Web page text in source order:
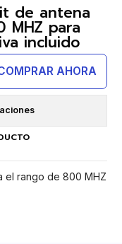
de antena
MHZ para
incluido
AHORA
el rango de 800 MHZ